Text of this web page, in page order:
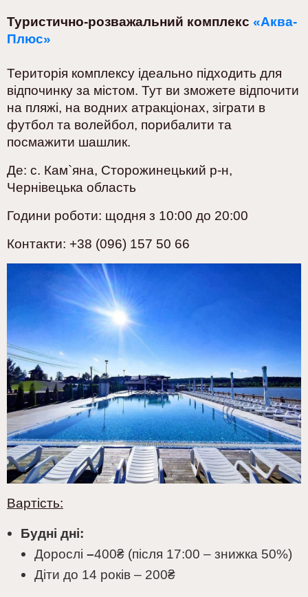
Туристично-розважальний комплекс «Аква-
Плюс»
Територія комплексу ідеально підходить для
відпочинку за містом. Тут ви зможете відпочити
на пляжі, на водних атракціонах, зіграти в
футбол та волейбол, порибалити та
посмажити шашлик.
Де: с. Кам`яна, Сторожинецький р-н,
Чернівецька область
Години роботи: щодня з 10:00 до 20:00
Контакти: +38 (096) 157 50 66
Вартість:
Будні дні:
Дорослі –400₴ (після 17:00 – знижка 50%)
Діти до 14 років – 200₴